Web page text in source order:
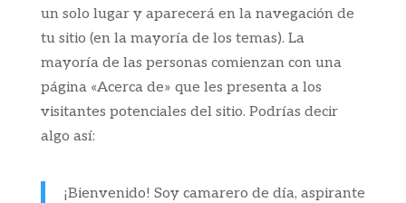
un solo lugar y aparecerá en la navegación de
tu sitio (en la mayoría de los temas). La
mayoría de las personas comienzan con una
página «Acerca de» que les presenta a los
visitantes potenciales del sitio. Podrías decir
algo así:
¡Bienvenido! Soy camarero de día, aspirante